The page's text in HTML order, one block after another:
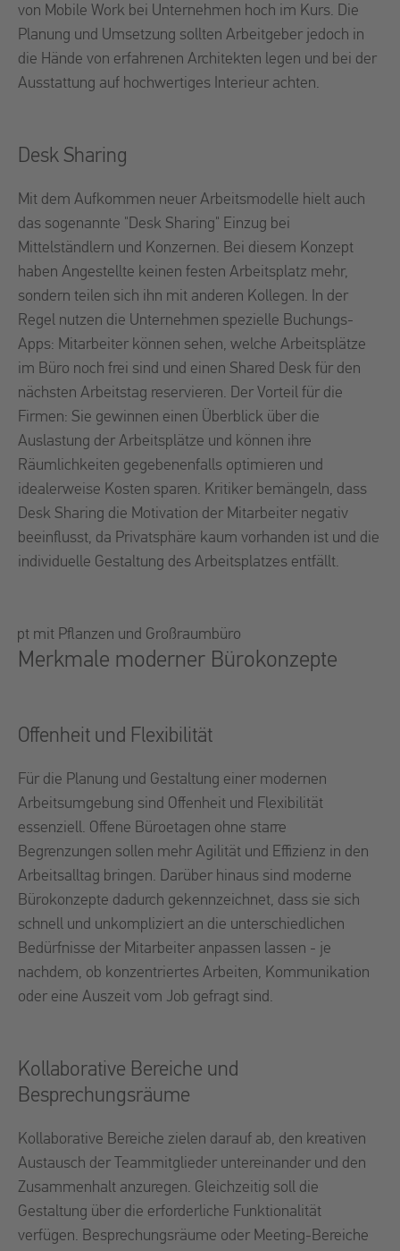
von Mobile Work bei Unternehmen hoch im Kurs. Die
Planung und Umsetzung sollten Arbeitgeber jedoch in
die Hände von erfahrenen Architekten legen und bei der
Ausstattung auf hochwertiges Interieur achten.
Desk Sharing
Mit dem Aufkommen neuer Arbeitsmodelle hielt auch
das sogenannte "Desk Sharing" Einzug bei
Mittelständlern und Konzernen. Bei diesem Konzept
haben Angestellte keinen festen Arbeitsplatz mehr,
sondern teilen sich ihn mit anderen Kollegen. In der
Regel nutzen die Unternehmen spezielle Buchungs-
Apps: Mitarbeiter können sehen, welche Arbeitsplätze
im Büro noch frei sind und einen Shared Desk für den
nächsten Arbeitstag reservieren. Der Vorteil für die
Firmen: Sie gewinnen einen Überblick über die
Auslastung der Arbeitsplätze und können ihre
Räumlichkeiten gegebenenfalls optimieren und
idealerweise Kosten sparen. Kritiker bemängeln, dass
Desk Sharing die Motivation der Mitarbeiter negativ
beeinflusst, da Privatsphäre kaum vorhanden ist und die
individuelle Gestaltung des Arbeitsplatzes entfällt.
Merkmale moderner Bürokonzepte
Offenheit und Flexibilität
Für die Planung und Gestaltung einer modernen
Arbeitsumgebung sind Offenheit und Flexibilität
essenziell. Offene Büroetagen ohne starre
Begrenzungen sollen mehr Agilität und Effizienz in den
Arbeitsalltag bringen. Darüber hinaus sind moderne
Bürokonzepte dadurch gekennzeichnet, dass sie sich
schnell und unkompliziert an die unterschiedlichen
Bedürfnisse der Mitarbeiter anpassen lassen - je
nachdem, ob konzentriertes Arbeiten, Kommunikation
oder eine Auszeit vom Job gefragt sind.
Kollaborative Bereiche und
Besprechungsräume
Kollaborative Bereiche zielen darauf ab, den kreativen
Austausch der Teammitglieder untereinander und den
Zusammenhalt anzuregen. Gleichzeitig soll die
Gestaltung über die erforderliche Funktionalität
verfügen. Besprechungsräume oder Meeting-Bereiche